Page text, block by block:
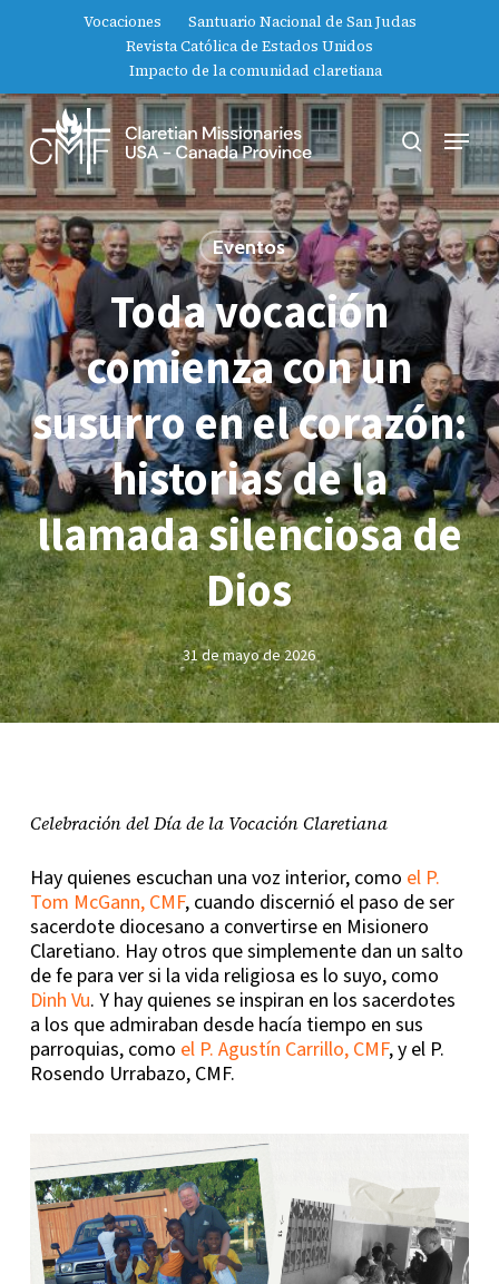
Vocaciones
Santuario Nacional de San Judas
Revista Católica de Estados Unidos
Impacto de la comunidad claretiana
buscar
Menú
Eventos
Toda vocación
comienza con un
susurro en el corazón:
historias de la
llamada silenciosa de
Dios
31 de mayo de 2026
Celebración del Día de la Vocación Claretiana
Hay quienes escuchan una voz interior, como el P.
Tom McGann, CMF, cuando discernió el paso de ser
sacerdote diocesano a convertirse en Misionero
Claretiano. Hay otros que simplemente dan un salto
de fe para ver si la vida religiosa es lo suyo, como
Dinh Vu. Y hay quienes se inspiran en los sacerdotes
a los que admiraban desde hacía tiempo en sus
parroquias, como el P. Agustín Carrillo, CMF, y el P.
Rosendo Urrabazo, CMF.
menú